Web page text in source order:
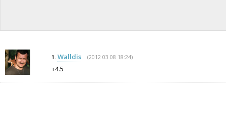
1. Walldis (2012 03 08 18:24)
+4.5